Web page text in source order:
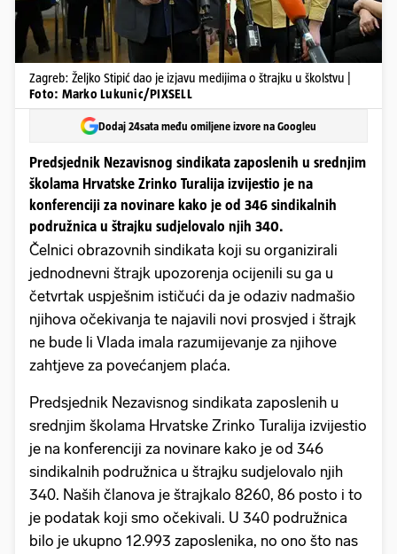
Zagreb: Željko Stipić dao je izjavu medijima o štrajku u školstvu |
Foto: Marko Lukunic/PIXSELL
Dodaj 24sata među omiljene izvore na Googleu
Predsjednik Nezavisnog sindikata zaposlenih u srednjim
školama Hrvatske Zrinko Turalija izvijestio je na
konferenciji za novinare kako je od 346 sindikalnih
podružnica u štrajku sudjelovalo njih 340.
Čelnici obrazovnih sindikata koji su organizirali
jednodnevni štrajk upozorenja ocijenili su ga u
četvrtak uspješnim ističući da je odaziv nadmašio
njihova očekivanja te najavili novi prosvjed i štrajk
ne bude li Vlada imala razumijevanje za njihove
zahtjeve za povećanjem plaća.
Predsjednik Nezavisnog sindikata zaposlenih u
srednjim školama Hrvatske Zrinko Turalija izvijestio
je na konferenciji za novinare kako je od 346
sindikalnih podružnica u štrajku sudjelovalo njih
340. Naših članova je štrajkalo 8260, 86 posto i to
je podatak koji smo očekivali. U 340 podružnica
bilo je ukupno 12.993 zaposlenika, no ono što nas